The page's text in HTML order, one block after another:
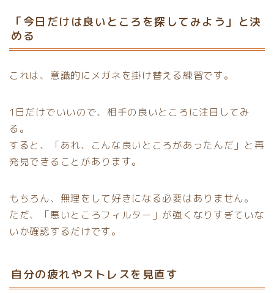
「今日だけは良いところを探してみよう」と決
める
これは、意識的にメガネを掛け替える練習です。
1日だけでいいので、相手の良いところに注目してみ
る。
すると、「あれ、こんな良いところがあったんだ」と再
発見できることがあります。
もちろん、無理をして好きになる必要はありません。
ただ、「悪いところフィルター」が強くなりすぎていな
いか確認するだけです。
自分の疲れやストレスを見直す